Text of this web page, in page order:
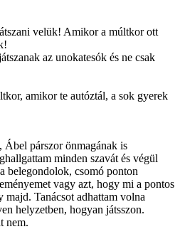
velük! Amikor a múltkor ott
az unokatesók és ne csak
amikor te autóztál, a sok gyerek
Ábel párszor önmagának is
minden szavát és végül
belegondolok, csomó ponton
vagy azt, hogy mi a pontos
Tanácsot adhattam volna
helyzetben, hogyan játsszon.
nem.